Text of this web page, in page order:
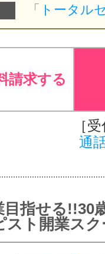
請求する
［
通
目指せる!!30
スト開業ス